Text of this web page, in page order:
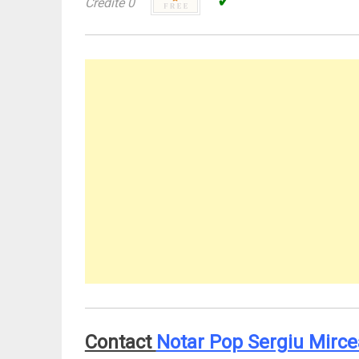
Credite 0
Contact Notar Pop Sergiu